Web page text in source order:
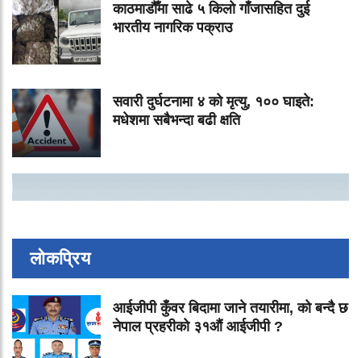
काठमाडौँमा साढे ५ किलो गाँजासहित दुई
भारतीय नागरिक पक्राउ
सवारी दुर्घटनामा ४ को मृत्यु, १०० घाइते:
मधेशमा सबैभन्दा बढी क्षति
लोकप्रिय
आईजीपी कुँवर बिदामा जाने तयारीमा, को बन्दै छ
नेपाल प्रहरीको ३१औं आईजीपी ?